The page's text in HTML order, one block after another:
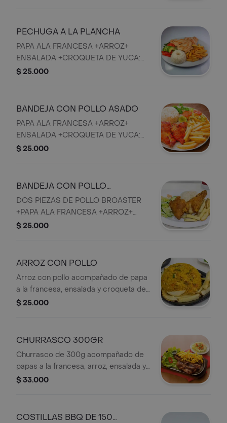
PECHUGA A LA PLANCHA
PAPA ALA FRANCESA +ARROZ+
ENSALADA +CROQUETA DE YUCA:
Papas fritas, arroz, ensalada de
$ 25.000
BANDEJA CON POLLO ASADO
PAPA ALA FRANCESA +ARROZ+
ENSALADA +CROQUETA DE YUCA:
Papas fritas, arroz, ensalada de
$ 25.000
BANDEJA CON POLLO
BROASTER
DOS PIEZAS DE POLLO BROASTER
+PAPA ALA FRANCESA +ARROZ+
ENSALADA +CROQUETA DE YUCA:
$ 25.000
ARROZ CON POLLO
Arroz con pollo acompañado de papa
a la francesa, ensalada y croqueta de
yuca.
$ 25.000
CHURRASCO 300GR
Churrasco de 300g acompañado de
papas a la francesa, arroz, ensalada y
croqueta de yuca.
$ 33.000
COSTILLAS BBQ DE 150